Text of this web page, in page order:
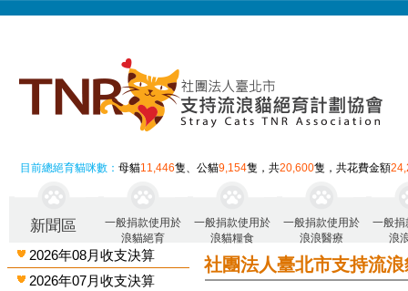
目前總絕育貓咪數：母貓11,446隻、公貓9,154隻，共20,600隻，共花費金額
新聞區
一般捐款使用於
浪貓絕育
一般捐款使用於
浪貓糧食
一般捐款使用於
浪浪醫療
一般捐
浪
2026年08月收支決算
2026年07月收支決算
社團法人臺北市支持流